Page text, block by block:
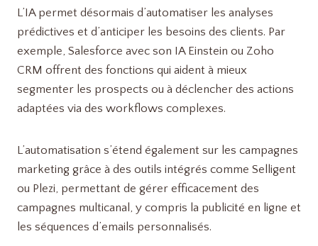
L’IA permet désormais d’automatiser les analyses
prédictives et d’anticiper les besoins des clients. Par
exemple, Salesforce avec son IA Einstein ou Zoho
CRM offrent des fonctions qui aident à mieux
segmenter les prospects ou à déclencher des actions
adaptées via des workflows complexes.
L’automatisation s’étend également sur les campagnes
marketing grâce à des outils intégrés comme Selligent
ou Plezi, permettant de gérer efficacement des
campagnes multicanal, y compris la publicité en ligne et
les séquences d’emails personnalisés.